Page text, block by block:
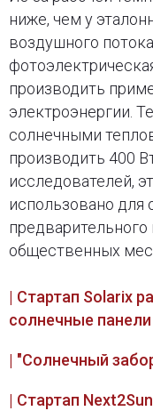
ниже, чем у
воздушного
производить
электроэнергии.
солнечными
производить 400
исследователей,
использовано для
общественных
| Стартап Solarix
солнечные
| "Солнечный
| Стартап